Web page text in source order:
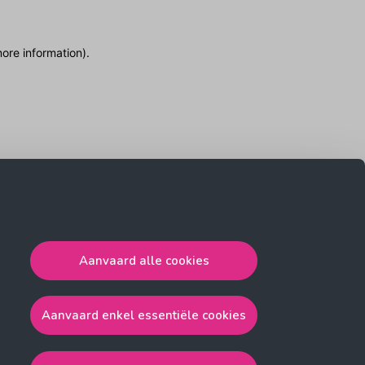
Aanvaard alle cookies
Aanvaard enkel essentiële cookies
information).